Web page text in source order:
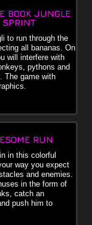
BOOK JUNGLE
SPRINT
to run through the
all bananas. On
will interfere with
pythons and
The game with
RUN
in this colorful
way you expect
and enemies.
in the form of
catch an
push him to